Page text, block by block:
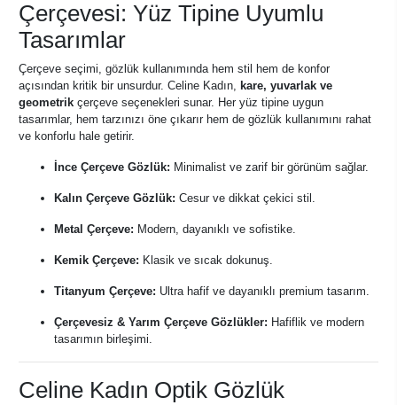
Çerçevesi: Yüz Tipine Uyumlu
Tasarımlar
Çerçeve seçimi, gözlük kullanımında hem stil hem de konfor
açısından kritik bir unsurdur. Celine Kadın, kare, yuvarlak ve
geometrik çerçeve seçenekleri sunar. Her yüz tipine uygun
tasarımlar, hem tarzınızı öne çıkarır hem de gözlük kullanımını rahat
ve konforlu hale getirir.
İnce Çerçeve Gözlük: Minimalist ve zarif bir görünüm sağlar.
Kalın Çerçeve Gözlük: Cesur ve dikkat çekici stil.
Metal Çerçeve: Modern, dayanıklı ve sofistike.
Kemik Çerçeve: Klasik ve sıcak dokunuş.
Titanyum Çerçeve: Ultra hafif ve dayanıklı premium tasarım.
Çerçevesiz & Yarım Çerçeve Gözlükler: Hafiflik ve modern
tasarımın birleşimi.
Celine Kadın Optik Gözlük